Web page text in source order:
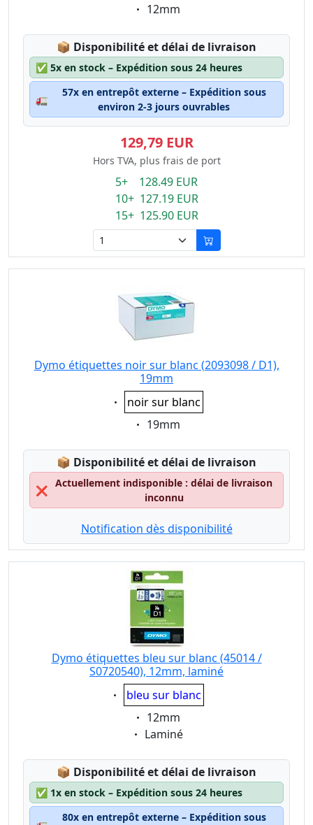
Eigenschaft:
12mm
📦 Lagerstatus:
Disponibilité et délai de livraison
✅ 5x en stock – Expédition sous 24 heures
🚛
57x en entrepôt externe – Expédition sous
environ 2-3 jours ouvrables
129,79 EUR
Hors TVA, plus frais de port
5+ 128.49 EUR
10+ 127.19 EUR
15+ 125.90 EUR
Dymo étiquettes noir sur blanc (2093098 / D1),
19mm
Eigenschaft:
noir sur blanc
Eigenschaft:
19mm
📦 Lagerstatus:
Disponibilité et délai de livraison
❌
Actuellement indisponible : délai de livraison
inconnu
Notification dès disponibilité
Dymo étiquettes bleu sur blanc (45014 /
S0720540), 12mm, laminé
Eigenschaft:
bleu sur blanc
Eigenschaft:
12mm
Eigenschaft:
Laminé
📦 Lagerstatus:
Disponibilité et délai de livraison
✅ 1x en stock – Expédition sous 24 heures
80x en entrepôt externe – Expédition sous